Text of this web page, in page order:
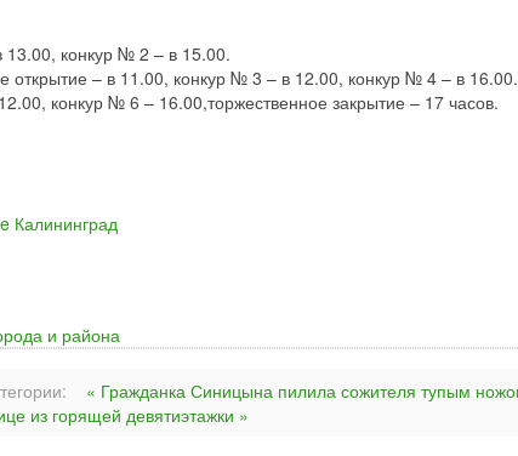
конкур № 2 – в 15.00.
открытие – в 11.00, конкур № 3 – в 12.00, конкур № 4 – в 16.00.
конкур № 6 – 16.00,торжественное закрытие – 17 часов.
Калининград
и района
« Гражданка Синицына пилила сожителя тупым
из горящей девятиэтажки »